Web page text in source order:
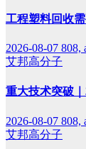
工程塑料回收
2026-08-07 808,
艾邦高分子
重大技术突破
2026-08-07 808,
艾邦高分子